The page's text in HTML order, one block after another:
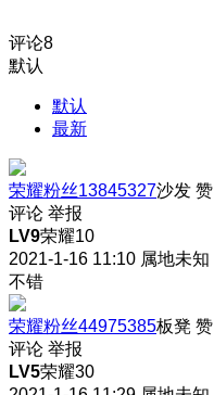
评论8
默认
默认
最新
荣耀粉丝13845327沙发 赞
评论 举报
LV9荣耀10
2021-1-16 11:10 属地未知
不错
荣耀粉丝44975385板凳 赞
评论 举报
LV5荣耀30